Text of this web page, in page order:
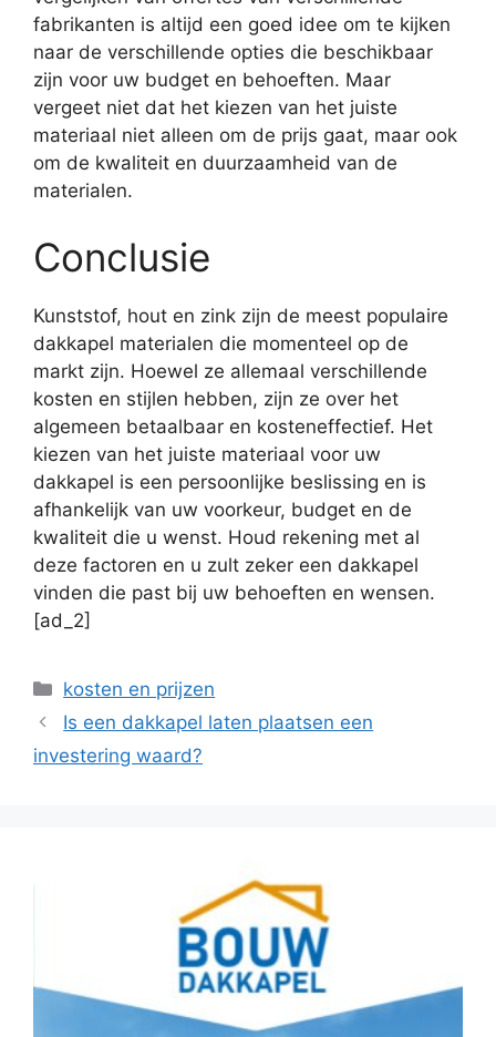
fabrikanten is altijd een goed idee om te kijken
naar de verschillende opties die beschikbaar
zijn voor uw budget en behoeften. Maar
vergeet niet dat het kiezen van het juiste
materiaal niet alleen om de prijs gaat, maar ook
om de kwaliteit en duurzaamheid van de
materialen.
Conclusie
Kunststof, hout en zink zijn de meest populaire
dakkapel materialen die momenteel op de
markt zijn. Hoewel ze allemaal verschillende
kosten en stijlen hebben, zijn ze over het
algemeen betaalbaar en kosteneffectief. Het
kiezen van het juiste materiaal voor uw
dakkapel is een persoonlijke beslissing en is
afhankelijk van uw voorkeur, budget en de
kwaliteit die u wenst. Houd rekening met al
deze factoren en u zult zeker een dakkapel
vinden die past bij uw behoeften en wensen.
[ad_2]
Categorieën
kosten en prijzen
Is een dakkapel laten plaatsen een
investering waard?